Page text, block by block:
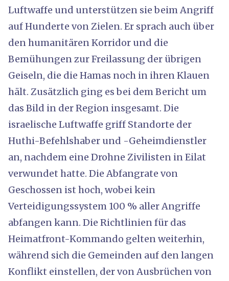
Luftwaffe und unterstützen sie beim Angriff
auf Hunderte von Zielen. Er sprach auch über
den humanitären Korridor und die
Bemühungen zur Freilassung der übrigen
Geiseln, die die Hamas noch in ihren Klauen
hält. Zusätzlich ging es bei dem Bericht um
das Bild in der Region insgesamt. Die
israelische Luftwaffe griff Standorte der
Huthi-Befehlshaber und -Geheimdienstler
an, nachdem eine Drohne Zivilisten in Eilat
verwundet hatte. Die Abfangrate von
Geschossen ist hoch, wobei kein
Verteidigungssystem 100 % aller Angriffe
abfangen kann. Die Richtlinien für das
Heimatfront-Kommando gelten weiterhin,
während sich die Gemeinden auf den langen
Konflikt einstellen, der von Ausbrüchen von